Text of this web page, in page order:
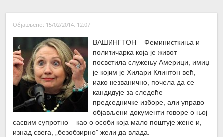
←Претходна вест
Следећа вест →
Објављено: 15/02/2014, 12:07
ВАШИНГТОН – Феминисткиња и
политичарка која је живот
посветила служењу Америци, имиџ
је којим је Хилари Клинтон већ,
иако незванично, почела да се
кандидује за следеће
председничке изборе, али управо
објављени документи говоре о њој
сасвим супротно – као о особи која мало поштује жене и,
изнад свега, „безобзирно” жели да влада.